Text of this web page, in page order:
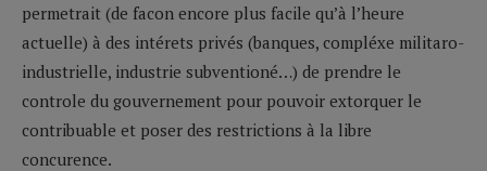
permetrait (de facon encore plus facile qu’à l’heure
actuelle) à des intérets privés (banques, compléxe militaro-
industrielle, industrie subventioné…) de prendre le
controle du gouvernement pour pouvoir extorquer le
contribuable et poser des restrictions à la libre
concurence.